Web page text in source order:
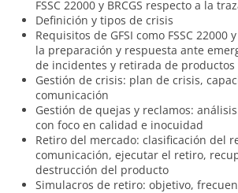
FSSC 22000 y BRCGS respecto a la
Definición y tipos de crisis
Requisitos de GFSI como FSSC 22000
la preparación y respuesta ante
de incidentes y retirada de productos
Gestión de crisis: plan de crisis,
comunicación
Gestión de quejas y reclamos:
con foco en calidad e inocuidad
Retiro del mercado: clasificación del
comunicación, ejecutar el retiro,
destrucción del producto
Simulacros de retiro: objetivo,